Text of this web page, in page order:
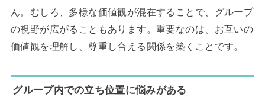
ん。むしろ、多様な価値観が混在することで、グループ
の視野が広がることもあります。重要なのは、お互いの
価値観を理解し、尊重し合える関係を築くことです。
グループ内での立ち位置に悩みがある